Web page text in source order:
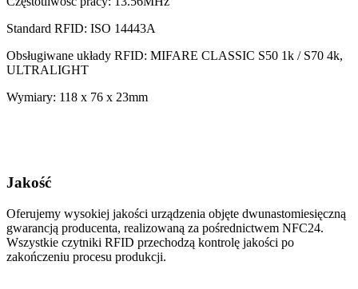
Standard RFID: ISO 14443A
Obsługiwane układy RFID: MIFARE CLASSIC S50 1k / S70 4k,
ULTRALIGHT
Wymiary: 118 x 76 x 23mm
Jakość
Oferujemy wysokiej jakości urządzenia objęte dwunastomiesięczną
gwarancją producenta, realizowaną za pośrednictwem NFC24.
Wszystkie czytniki RFID przechodzą kontrolę jakości po
zakończeniu procesu produkcji.